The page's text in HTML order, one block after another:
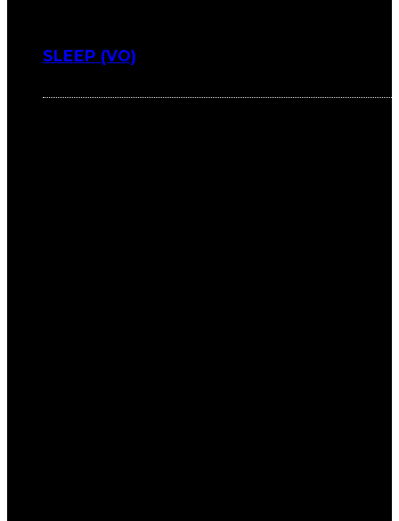
SLEEP (VO)